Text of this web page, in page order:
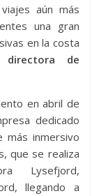
aún más
una gran
en la costa
directora de
en abril de
dedicado
más inmersivo
que se realiza
Lysefjord,
llegando a